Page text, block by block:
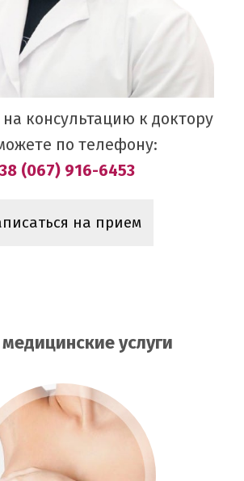
на консультацию к доктору
по телефону:
(067) 916-6453
на прием
услуги